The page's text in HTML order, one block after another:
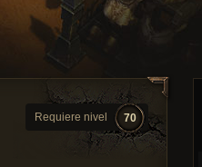
Requiere nivel 70